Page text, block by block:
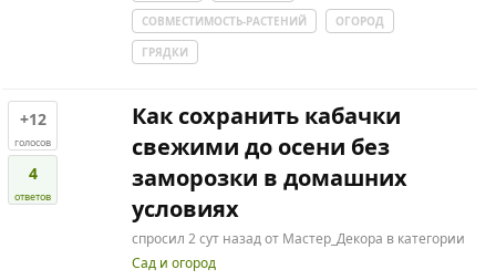
СОВМЕСТИМОСТЬ-РАСТЕНИЙ
ОГОРОД
ГРЯДКИ
+12
голосов
4
ответов
Как сохранить кабачки
свежими до осени без
заморозки в домашних
условиях
спросил 2 сутназад от Мастер_Декора в категории
Сад и огород